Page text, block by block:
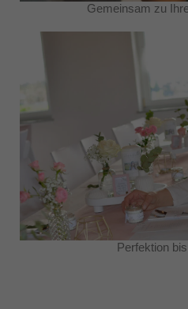
Gemeinsam zu
Perfektion